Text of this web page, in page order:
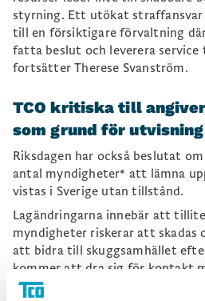
styrning. Ett utökat
till en försiktigare förvaltning
fatta beslut och leverera service
fortsätter Therese Svanström.
TCO kritiska till
som grund för
Riksdagen har också beslutat
antal myndigheter* att lämna
vistas i Sverige utan tillstånd.
Lagändringarna innebär att
myndigheter riskerar att skadas
att bidra till skuggsamhället
kommer att dra sig för kontakt
Även regeringens förslag om